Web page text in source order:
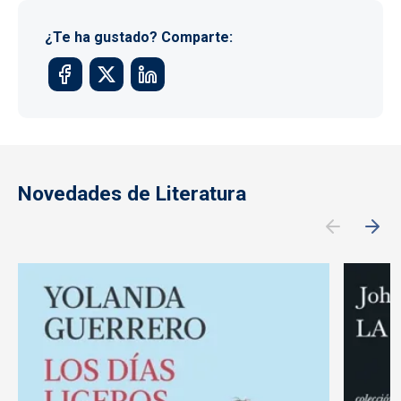
¿Te ha gustado? Comparte:
Novedades de Literatura